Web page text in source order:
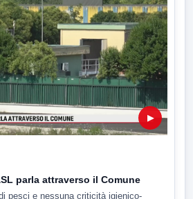
▶
parla attraverso il Comune
pesci e nessuna criticità igienico-